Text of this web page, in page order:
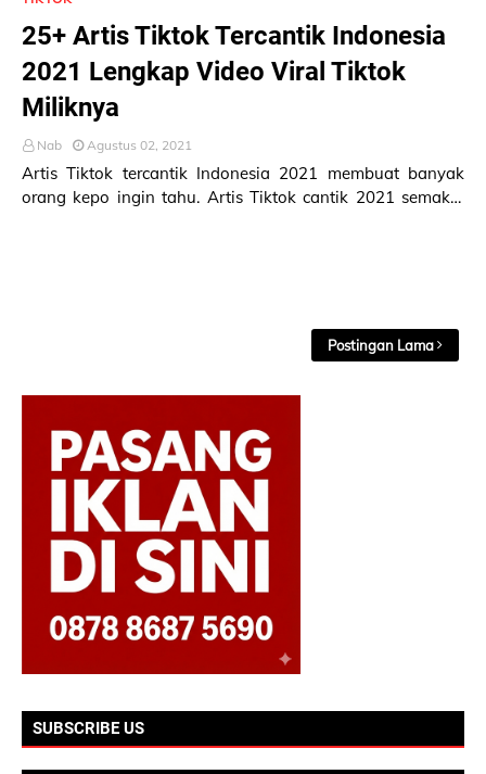
25+ Artis Tiktok Tercantik Indonesia
2021 Lengkap Video Viral Tiktok
Miliknya
Nab Agustus 02, 2021
Artis Tiktok tercantik Indonesia 2021 membuat banyak
orang kepo ingin tahu. Artis Tiktok cantik 2021 semakin
Postingan Lama
SUBSCRIBE US